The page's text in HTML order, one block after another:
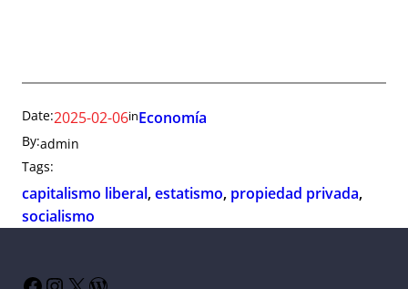
Date:2025-02-06inEconomía
By:admin
Tags:
capitalismo liberal, estatismo, propiedad privada
socialismo